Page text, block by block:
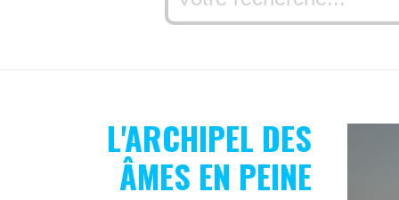
L'ARCHIPEL DES
ÂMES EN PEINE